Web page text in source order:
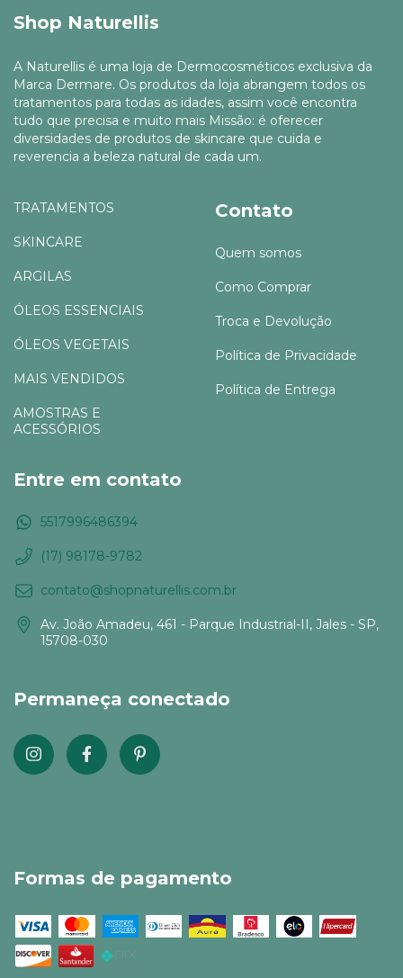
Shop Naturellis
A Naturellis é uma loja de Dermocosméticos exclusiva da
Marca Dermare. Os produtos da loja abrangem todos os
tratamentos para todas as idades, assim você encontra
tudo que precisa e muito mais Missão: é oferecer
diversidades de produtos de skincare que cuida e
reverencia a beleza natural de cada um.
TRATAMENTOS
SKINCARE
ARGILAS
ÓLEOS ESSENCIAIS
ÓLEOS VEGETAIS
MAIS VENDIDOS
AMOSTRAS E
ACESSÓRIOS
Contato
Quem somos
Como Comprar
Troca e Devolução
Política de Privacidade
Política de Entrega
Entre em contato
5517996486394
(17) 98178-9782
contato@shopnaturellis.com.br
Av. João Amadeu, 461 - Parque Industrial-II, Jales - SP,
15708-030
Permaneça conectado
Formas de pagamento